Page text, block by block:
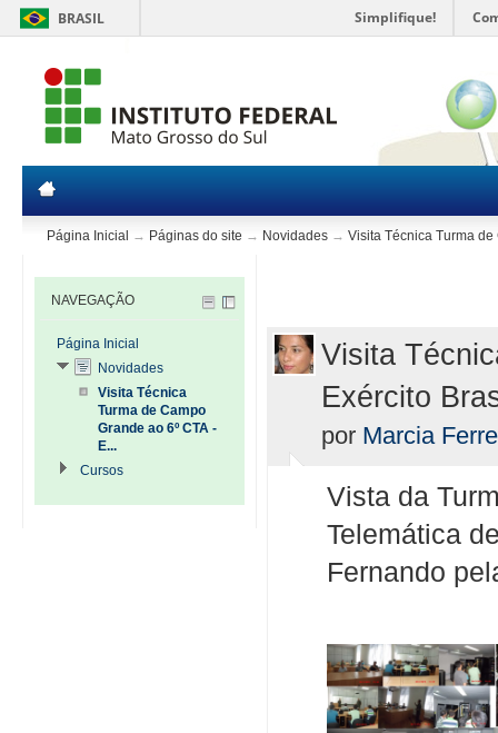
BRASIL Simplifique!
Página Inicial → Páginas do site → Novidades → Visita Técnica Turma de
Visita
Exército
por Marcia
Vista da
Telemática
Fernando
NAVEGAÇÃO
Página Inicial
Novidades
Visita Técnica
Turma de Campo
Grande ao 6º CTA -
E...
Cursos